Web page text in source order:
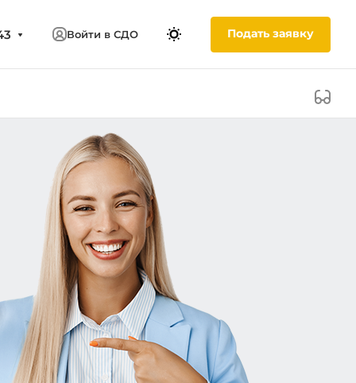
Войти в СДО Подать заявку